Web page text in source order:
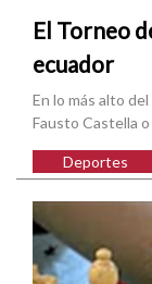
El Torneo
ecuador
En lo más alto
Fausto Castella
Deportes